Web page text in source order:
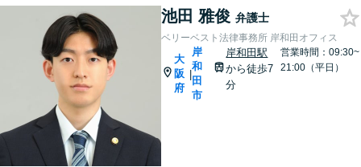
池田 雅俊 弁護士
ベリーベスト法律事務所 岸和田オフィス
大
阪
府
|
岸
和
田
市
岸和田駅
から徒歩7
分
営業時間：09:30~
21:00（平日）